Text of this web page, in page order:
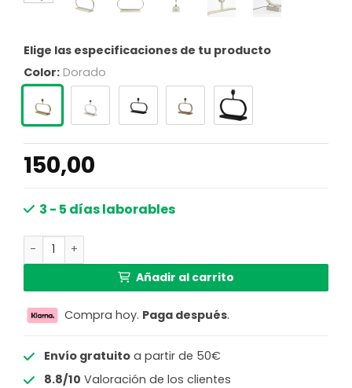
Elige las especificaciones de tu producto
Color: Dorado
150,00
3 - 5 días laborables
Base de lámpara clásica ovalada dorada Light & Living
Añadir al carrito
Compra hoy. Paga después.
Envío gratuitoa partir de 50€
8.8/10 Valoración de los clientes